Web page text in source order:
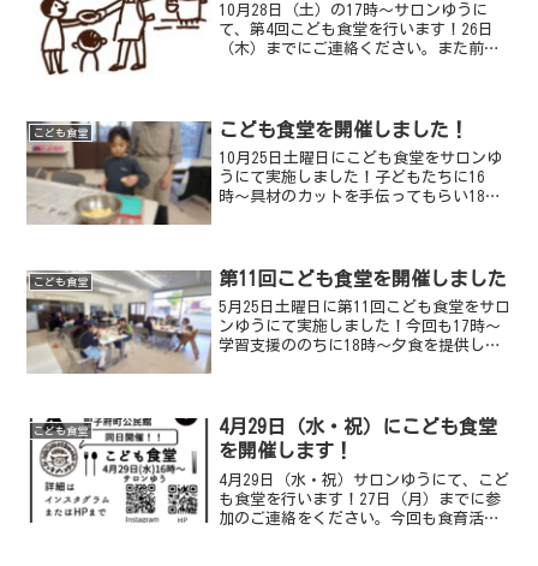
10月28日（土）の17時〜サロンゆうに
て、第4回こども食堂を行います！26日
（木）までにご連絡ください。また前回
10月28日（土...
こども食堂 こども食堂を開催しました！
10月25日土曜日にこども食堂をサロンゆ
うにて実施しました！子どもたちに16
時〜具材のカットを手伝ってもらい18
たメニューを提供しま...
こども食堂 第11回こども食堂を開催しました
5月25日土曜日に第11回こども食堂をサロ
ンゆうにて実施しました！今回も17時〜
学習支援ののちに18時〜夕食を提供しま
た今回はザンギ...
こども食堂
4月29日（水・祝）にこども食堂
を開催します！
4月29日（水・祝）サロンゆうにて、こど
も食堂を行います！27日（月）までに参
加のご連絡をください。今回も食育活動